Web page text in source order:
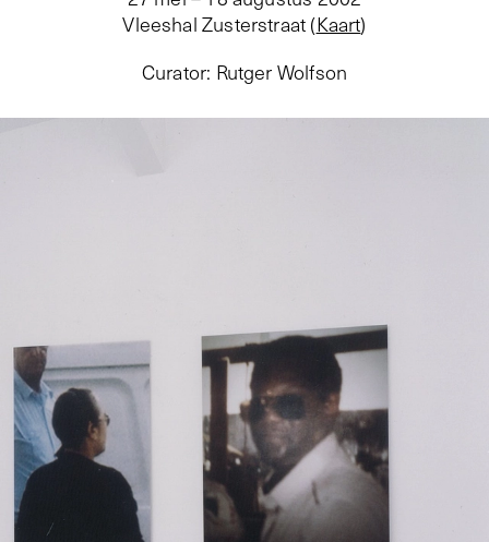
Vleeshal Zusterstraat (Kaart)
Curator: Rutger Wolfson